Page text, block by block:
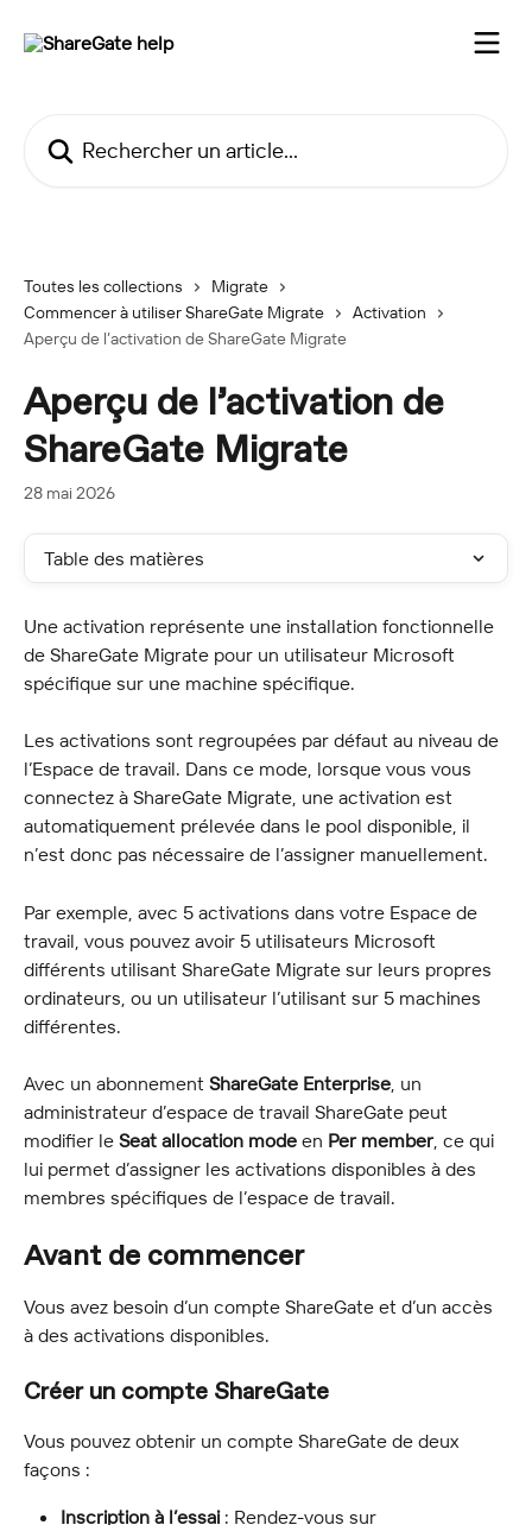
Toutes les collections
Migrate
Commencer à utiliser ShareGate Migrate
Activation
Aperçu de l’activation de ShareGate Migrate
Aperçu de l’activation de
ShareGate Migrate
28 mai 2026
Table des matières
Une activation représente une installation fonctionnelle
de ShareGate Migrate pour un utilisateur Microsoft
spécifique sur une machine spécifique.
Les activations sont regroupées par défaut au niveau de
l’Espace de travail. Dans ce mode, lorsque vous vous
connectez à ShareGate Migrate, une activation est
automatiquement prélevée dans le pool disponible, il
n’est donc pas nécessaire de l’assigner manuellement.
Par exemple, avec 5 activations dans votre Espace de
travail, vous pouvez avoir 5 utilisateurs Microsoft
différents utilisant ShareGate Migrate sur leurs propres
ordinateurs, ou un utilisateur l’utilisant sur 5 machines
différentes.
Avec un abonnement ShareGate Enterprise, un
administrateur d’espace de travail ShareGate peut
modifier le Seat allocation mode en Per member, ce qui
lui permet d’assigner les activations disponibles à des
membres spécifiques de l’espace de travail.
Avant de commencer
Vous avez besoin d’un compte ShareGate et d’un accès
à des activations disponibles.
Créer un compte ShareGate
Vous pouvez obtenir un compte ShareGate de deux
façons :
Inscription à l’essai : Rendez-vous sur